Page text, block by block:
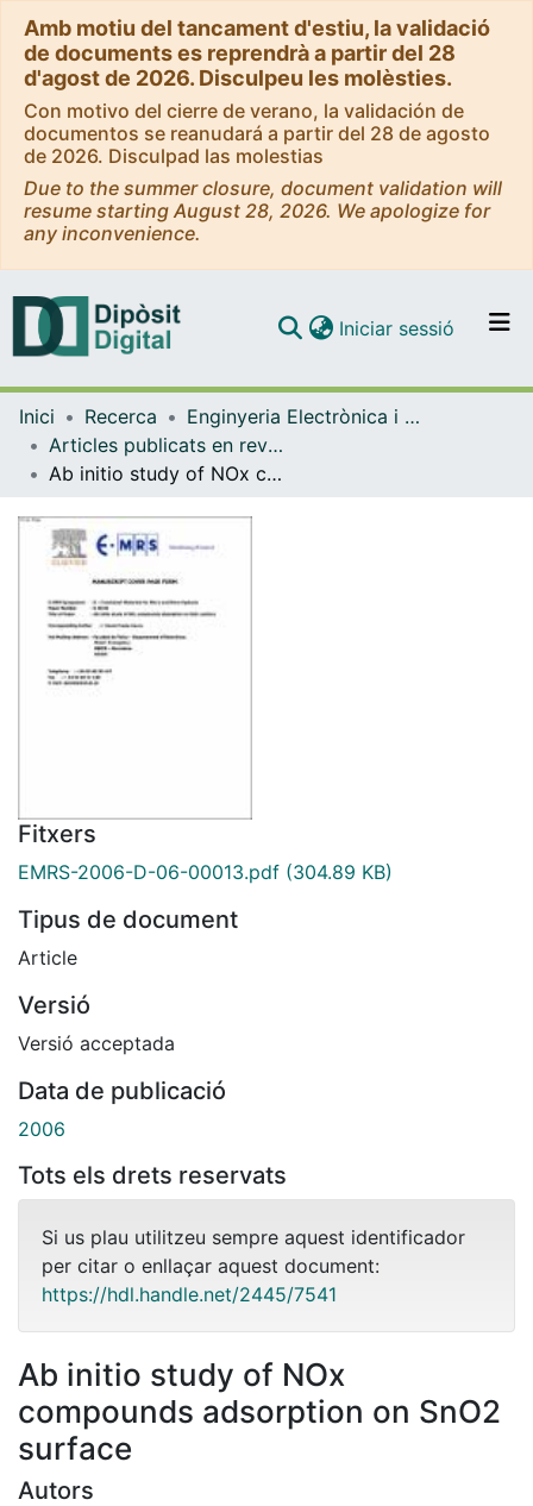
Amb motiu del tancament d'estiu, la validació
de documents es reprendrà a partir del 28
d'agost de 2026. Disculpeu les molèsties.
Con motivo del cierre de verano, la validación de
documentos se reanudará a partir del 28 de agosto
de 2026. Disculpad las molestias
Due to the summer closure, document validation will
resume starting August 28, 2026. We apologize for
any inconvenience.
Navega per tot el DD
Contacte
Iniciar sessió (current)
Inici Recerca
Enginyeria Electrònica i Biomèdica
Articles publicats en revistes (Enginyeria Electrònica i Biomèdica)
Ab initio study of NOx compounds adsorption on SnO2 surface
Fitxers
EMRS-2006-D-06-00013.pdf (304.89 KB)
Tipus de document
Article
Versió
Versió acceptada
Data de publicació
2006
Tots els drets reservats
Si us plau utilitzeu sempre aquest identificador
per citar o enllaçar aquest document:
https://hdl.handle.net/2445/7541
Ab initio study of NOx
compounds adsorption on SnO2
surface
Autors